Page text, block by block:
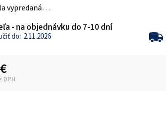
vypredaná…
- na objednávku do 7-10 dní
2.11.2026
DPH